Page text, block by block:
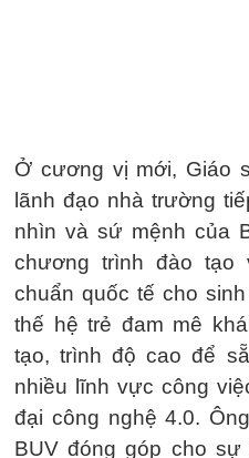
Ở cương vị mới, Giáo
lãnh đạo nhà trường
nhìn và sứ mệnh của
chương trình đào tạo
chuẩn quốc tế cho
thế hệ trẻ đam mê
tạo, trình độ cao để
nhiều lĩnh vực công
đại công nghệ 4.0.
BUV đóng góp cho